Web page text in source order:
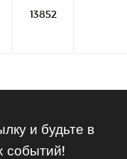
13852
и будьте в
событий!